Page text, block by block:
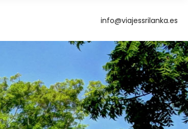
info@viajessrilanka.es